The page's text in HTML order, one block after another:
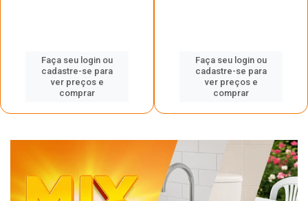
Faça seu login ou
cadastre-se para
ver preços e
comprar
Faça seu login ou
cadastre-se para
ver preços e
comprar